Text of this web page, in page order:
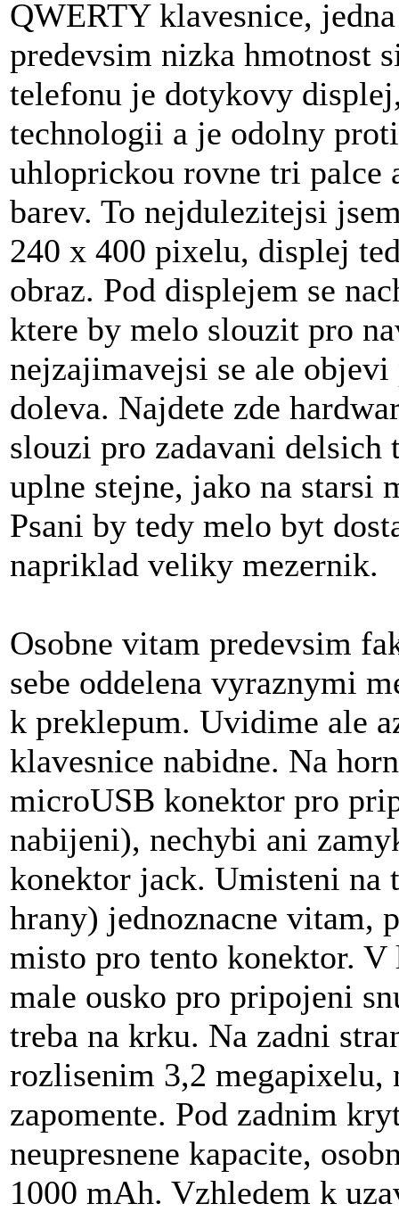
QWERTY klavesnice,
predevsim nizka hmotnost
telefonu je dotykovy
technologii a je odolny
uhloprickou rovne tri palce
barev. To nejdulezitejsi
240 x 400 pixelu, displej
obraz. Pod displejem se
ktere by melo slouzit pro
nejzajimavejsi se ale
doleva. Najdete zde
slouzi pro zadavani
uplne stejne, jako na
Psani by tedy melo byt
napriklad veliky mezernik.
Osobne vitam predevsim
sebe oddelena vyraznymi
k preklepum. Uvidime ale
klavesnice nabidne. Na
microUSB konektor pro
nabijeni), nechybi ani
konektor jack. Umisteni na
hrany) jednoznacne vitam,
misto pro tento konektor.
male ousko pro pripojeni
treba na krku. Na zadni
rozlisenim 3,2 megapixelu,
zapomente. Pod zadnim
neupresnene kapacite,
1000 mAh. Vzhledem k